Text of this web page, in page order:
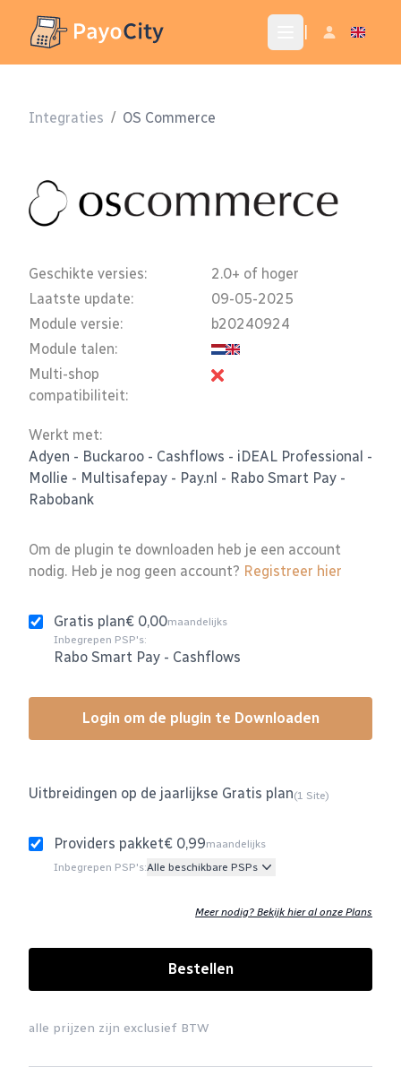
Integraties / OS Commerce
Geschikte versies:
Laatste update:
Module versie:
Module talen:
Multi-shop
compatibiliteit:
Werkt met:
2.0+ of hoger
09-05-2025
b20240924
Adyen - Buckaroo - Cashflows - iDEAL Professional -
Mollie - Multisafepay - Pay.nl - Rabo Smart Pay -
Rabobank
Om de plugin te downloaden heb je een account
nodig. Heb je nog geen account? Registreer hier
Gratis plan€ 0,00maandelijks
Inbegrepen PSP's:
Rabo Smart Pay - Cashflows
Login om de plugin te Downloaden
Uitbreidingen op de jaarlijkse Gratis plan(1 Site)
Providers pakket€ 0,99maandelijks
Inbegrepen PSP's:Alle beschikbare PSPs
Meer nodig? Bekijk hier al onze Plans
Bestellen
alle prijzen zijn exclusief BTW